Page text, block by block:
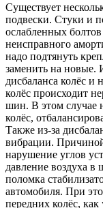
Существует
подвески. Стуки и
ослабленных
неисправного
надо подтянуть
заменить на новые.
дисбаланса колёс и
колёс происходит
шин. В этом случае
колёс,
Также из-за
вибрации.
нарушение углов
давление воздуха в
поломка
автомобиля. При
передних колёс,